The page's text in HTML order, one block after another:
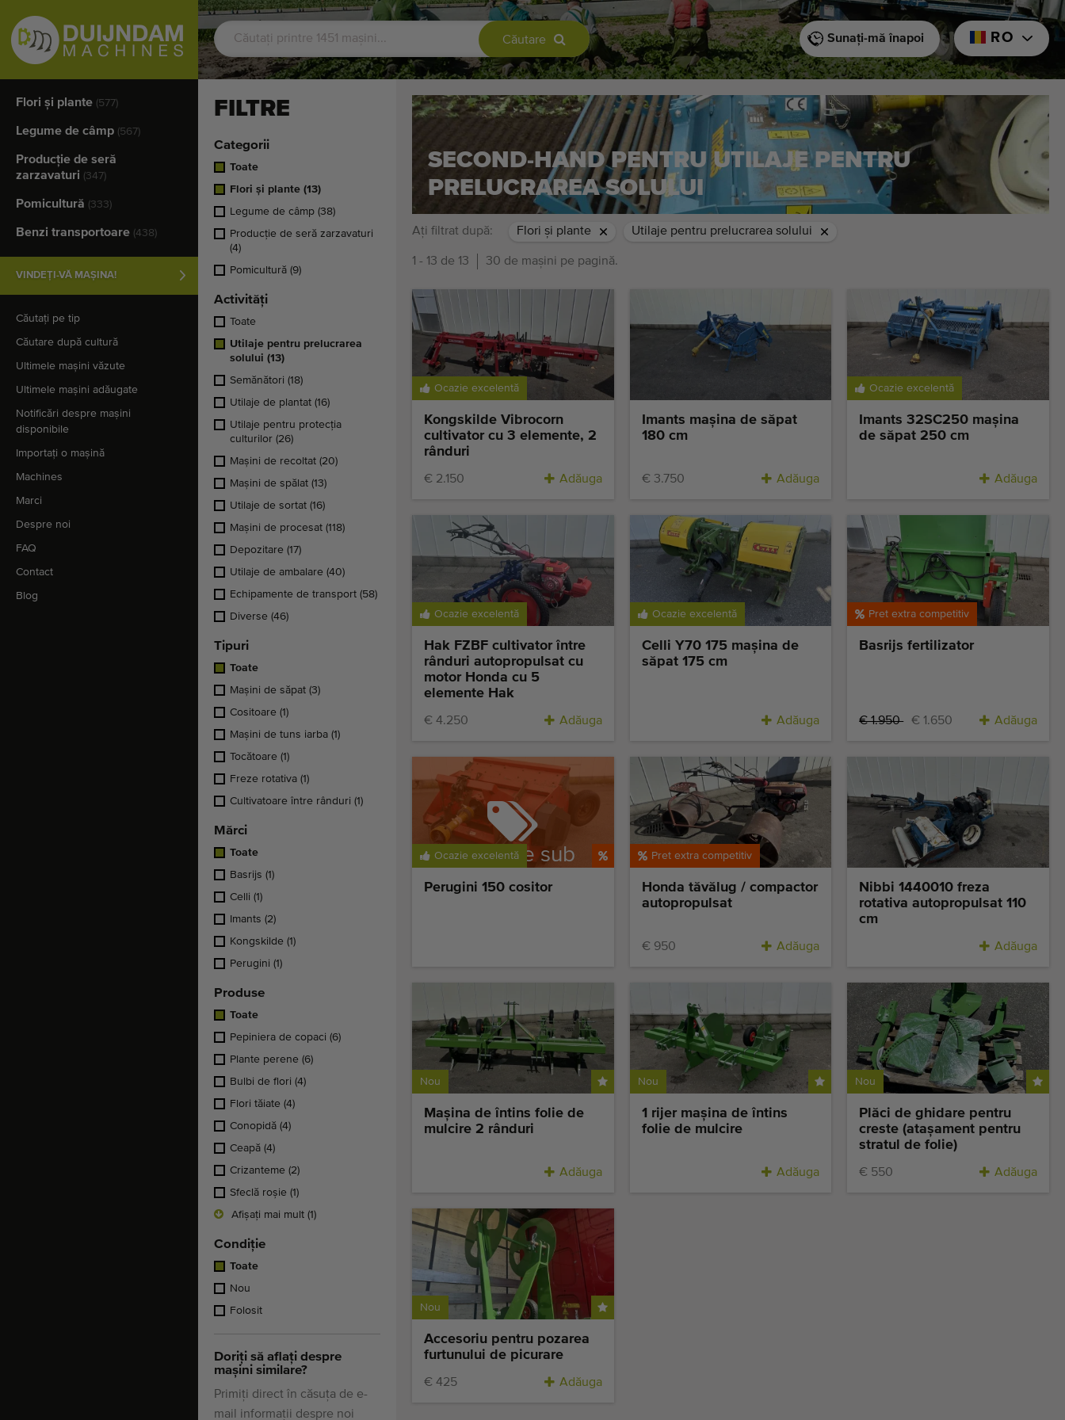
Flori şi plante (577)
Legume de câmp (567)
Producţie de seră
zarzavaturi (347)
Pomicultură (333)
Benzi transportoare (438)
VINDEȚI-VĂ MAȘINA!
Căutați pe tip
Căutare după cultură
Ultimele mașini văzute
Ultimele mașini adăugate
Notificări despre mașini
disponibile
Importați o mașină
Machines
Marci
Despre noi
FAQ
Contact
Blog
Căutare RO
Sunați-mă înapoi
FILTRE
Categorii
Toate
Flori şi plante (13)
Legume de câmp (38)
Producţie de seră zarzavaturi
(4)
Pomicultură (9)
Activități
Toate
Utilaje pentru prelucrarea
solului (13)
Semănători (18)
Utilaje de plantat (16)
Utilaje pentru protecţia
culturilor (26)
Maşini de recoltat (20)
Mașini de spălat (13)
Utilaje de sortat (16)
Maşini de procesat (118)
Depozitare (17)
Utilaje de ambalare (40)
Echipamente de transport (58)
Diverse (46)
Tipuri
Toate
Maşini de săpat (3)
Cositoare (1)
Mașini de tuns iarba (1)
Tocătoare (1)
Freze rotativa (1)
Cultivatoare între rânduri (1)
Mărci
Toate
Basrijs (1)
Celli (1)
Imants (2)
Kongskilde (1)
Perugini (1)
Produse
Toate
Pepiniera de copaci (6)
Plante perene (6)
Bulbi de flori (4)
Flori tăiate (4)
Conopidă (4)
Ceapă (4)
Crizanteme (2)
Sfeclă roşie (1)
Afișați mai mult (1)
Condiție
Toate
Nou
Folosit
Doriți să aflați despre
mașini similare?
Primiți direct în căsuța de e-
mail informații despre noi
SECOND-HAND PENTRU UTILAJE PENTRU
PRELUCRAREA SOLULUI
Ați filtrat după: Flori şi plante Utilaje pentru prelucrarea solului
1 - 13 de 13 30 de mașini pe pagină.
Ocazie excelentă
Kongskilde Vibrocorn
cultivator cu 3 elemente, 2
rânduri
€ 2.150 Adăuga
Imants maşina de săpat
180 cm
€ 3.750 Adăuga
Ocazie excelentă
Imants 32SC250 maşina
de săpat 250 cm
Adăuga
Ocazie excelentă
Hak FZBF cultivator între
rânduri autopropulsat cu
motor Honda cu 5
elemente Hak
€ 4.250 Adăuga
Ocazie excelentă
Celli Y70 175 maşina de
săpat 175 cm
Adăuga
Pret extra competitiv
Basrijs fertilizator
€ 1.950 € 1.650 Adăuga
Ocazie excelentă
Se vinde sub
rezervare
Perugini 150 cositor
Pret extra competitiv
Honda tăvălug / compactor
autopropulsat
€ 950 Adăuga
Nibbi 1440010 freza
rotativa autopropulsat 110
cm
Adăuga
Nou
Maşina de întins folie de
mulcire 2 rânduri
Adăuga
Nou
1 rijer maşina de întins
folie de mulcire
Adăuga
Nou
Plăci de ghidare pentru
creste (atașament pentru
stratul de folie)
€ 550 Adăuga
Nou
Accesoriu pentru pozarea
furtunului de picurare
€ 425 Adăuga